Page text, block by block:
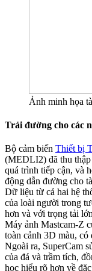
Ảnh minh họa
Trải đường cho các
Bộ cảm biến Thiết bị
(MEDLI2) đã thu
quá trình tiếp cận, và
động dẫn đường cho
Dữ liệu từ cả hai hệ
của loài người trong
hơn và với trọng tải
Máy ảnh Mastcam-Z
toàn cảnh 3D màu, có
Ngoài ra, SuperCam
của đá và trầm tích,
học hiểu rõ hơn về